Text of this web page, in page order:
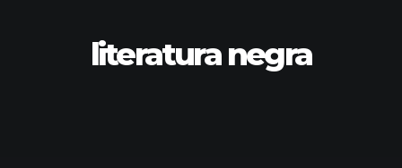
literatura negra